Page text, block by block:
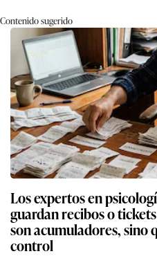
Contenido sugerido
Los expertos en
guardan recibos o
son acumuladores, sino
control